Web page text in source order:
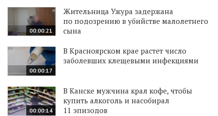
00:00:21
Жительница Ужура задержана
по подозрению в убийстве малолетнего
сына
00:00:17
В Красноярском крае растет число
заболевших клещевыми инфекциями
00:00:14
В Канске мужчина крал кофе, чтобы
купить алкоголь и насобирал
11 эпизодов